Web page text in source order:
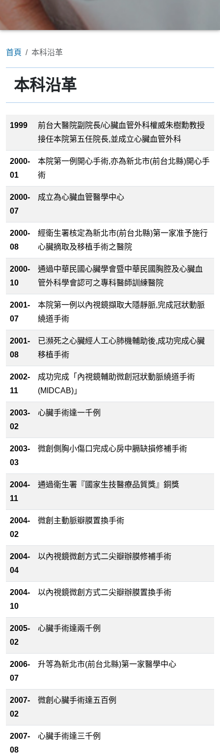
首頁 本科沿革
本科沿革
1999
前台大醫院副院長/心臟血管外科權威朱樹勳教授
接任本院第五任院長,並成立心臟血管外科
2000-
01
本院第一例開心手術,亦為新北市(前台北縣)開心手
術
2000-
07
成立為心臟血管醫學中心
2000-
08
經衛生署核定為新北市(前台北縣)第一家准予施行
心臟摘取及移植手術之醫院
2000-
10
通過中華民國心臟學會暨中華民國胸腔及心臟血
管外科學會認可之專科醫師訓練醫院
2001-
07
本院第一例以內視鏡擷取大隱靜脈,完成冠狀動脈
繞道手術
2001-
08
已瀕死之心臟經人工心肺機輔助後,成功完成心臟
移植手術
2002-
11
成功完成「內視鏡輔助微創冠狀動脈繞道手術
(MIDCAB)」
2003-
02
心臟手術達一千例
2003-
03
微創側胸小傷口完成心房中膈缺損修補手術
2004-
11
通過衛生署『國家生技醫療品質獎』銅獎
2004-
02
微創主動脈瓣膜置換手術
2004-
04
以內視鏡微創方式二尖瓣辦膜修補手術
2004-
10
以內視鏡微創方式二尖瓣辦膜置換手術
2005-
02
心臟手術達兩千例
2006-
07
升等為新北市(前台北縣)第一家醫學中心
2007-
02
微創心臟手術達五百例
2007-
08
心臟手術達三千例